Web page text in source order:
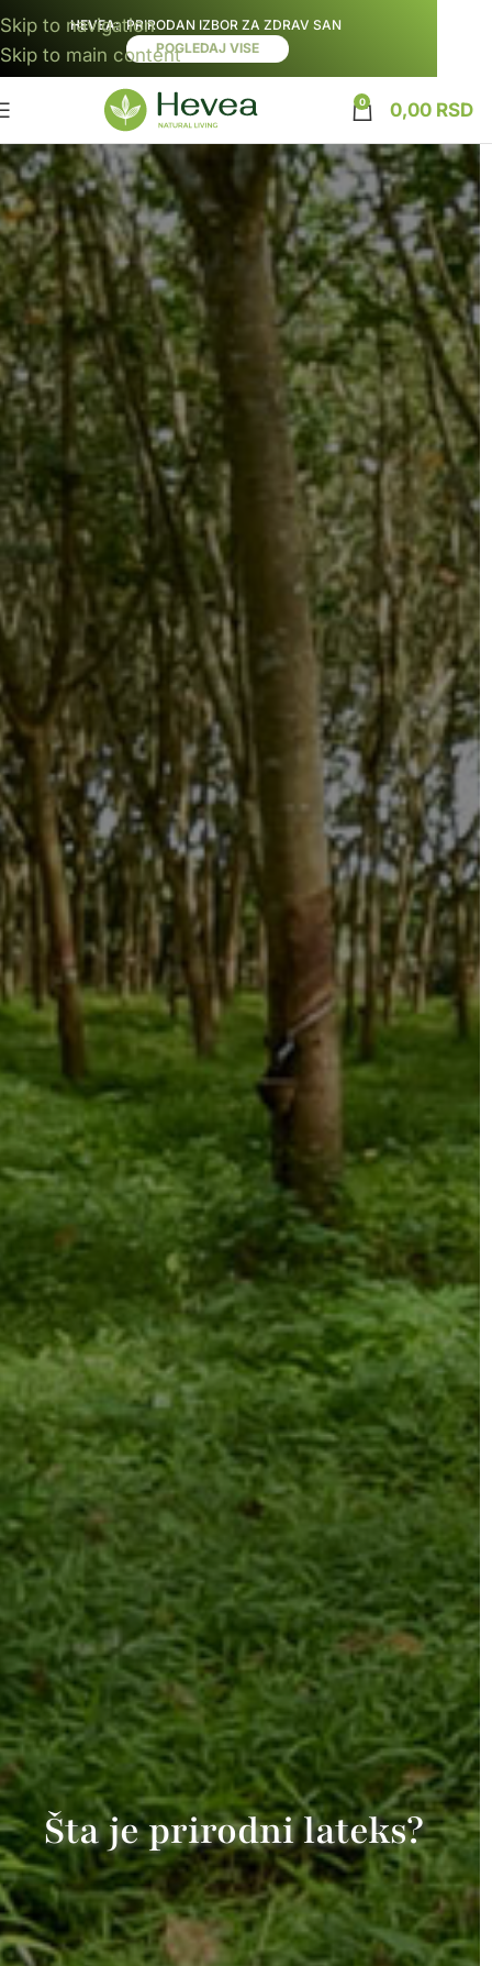
Skip to navigation
Skip to main content
0 0,00 RSD
Šta je prirodni lateks?
HEVEA: PRIRODAN IZBOR ZA ZDRAV SAN
POGLEDAJ VISE